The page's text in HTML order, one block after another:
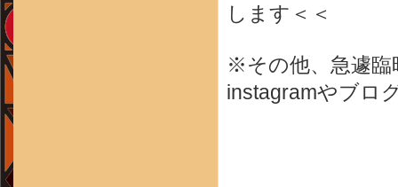
します＜＜
※その他、急遽臨
instagramやブロ